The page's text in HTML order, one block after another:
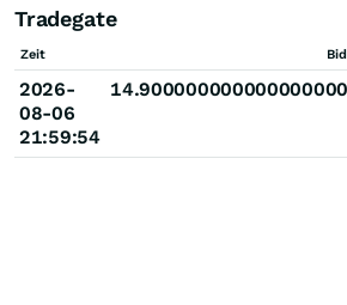
Tradegate
Zeit Bid
2026-
08-06
21:59:54
14.900000000000000000